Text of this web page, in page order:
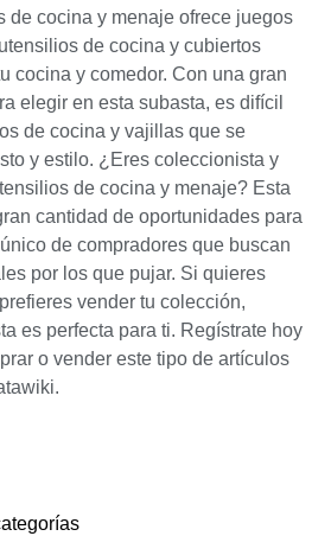
de cocina y menaje ofrece juegos
de cocina y cubiertos
cocina y comedor. Con una gran
elegir en esta subasta, es difícil
de cocina y vajillas que se
y estilo. ¿Eres coleccionista y
de cocina y menaje? Esta
cantidad de oportunidades para
de compradores que buscan
por los que pujar. Si quieres
vender tu colección,
es perfecta para ti. Regístrate hoy
o vender este tipo de artículos